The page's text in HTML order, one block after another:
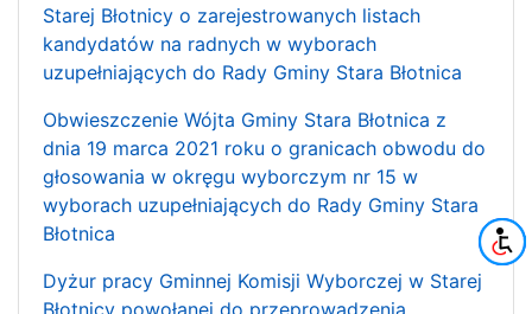
Starej Błotnicy o zarejestrowanych listach
kandydatów na radnych w wyborach
uzupełniających do Rady Gminy Stara Błotnica
Obwieszczenie Wójta Gminy Stara Błotnica z
dnia 19 marca 2021 roku o granicach obwodu do
głosowania w okręgu wyborczym nr 15 w
wyborach uzupełniających do Rady Gminy Stara
Błotnica
Dyżur pracy Gminnej Komisji Wyborczej w Starej
Błotnicy powołanej do przeprowadzenia